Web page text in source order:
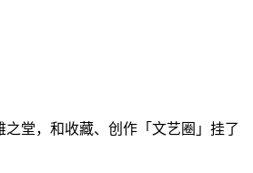
堂，和收藏、创作「文艺圈」挂了